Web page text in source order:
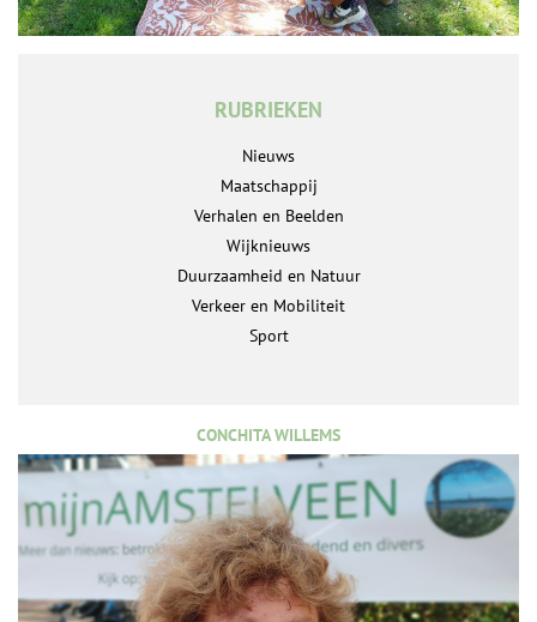
RUBRIEKEN
Nieuws
Maatschappij
Verhalen en Beelden
Wijknieuws
Duurzaamheid en Natuur
Verkeer en Mobiliteit
Sport
CONCHITA WILLEMS